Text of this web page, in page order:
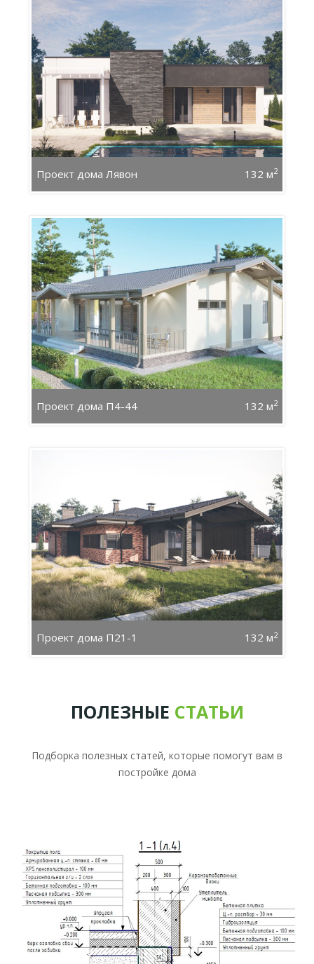
Проект дома Лявон 132 м2
Проект дома П4-44 132 м2
Проект дома П21-1 132 м2
ПОЛЕЗНЫЕ СТАТЬИ
Подборка полезных статей, которые помогут вам в
постройке дома